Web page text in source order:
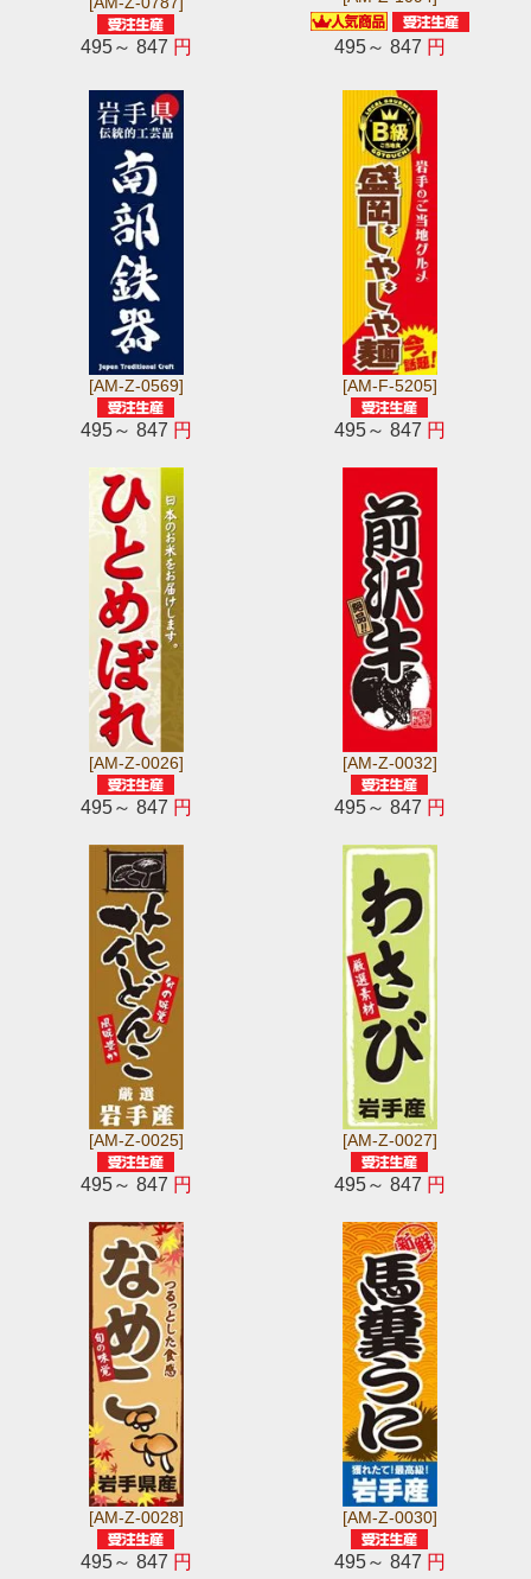
495～ 847 円 495～ 847 円
[AM-Z-0569]
495～ 847 円
[AM-F-5205]
495～ 847 円
[AM-Z-0026]
495～ 847 円
[AM-Z-0032]
495～ 847 円
[AM-Z-0025]
495～ 847 円
[AM-Z-0027]
495～ 847 円
[AM-Z-0028]
495～ 847 円
[AM-Z-0030]
495～ 847 円